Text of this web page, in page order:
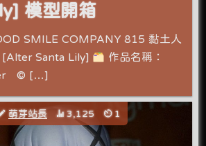
模型開箱
SMILE COMPANY 815 黏土人
[Alter Santa Lily]
作品名稱：
© […]
萌芽站長 3,125 1